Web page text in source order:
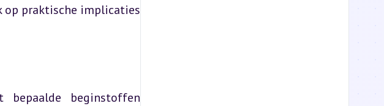
op praktische implicaties
beginstoffen